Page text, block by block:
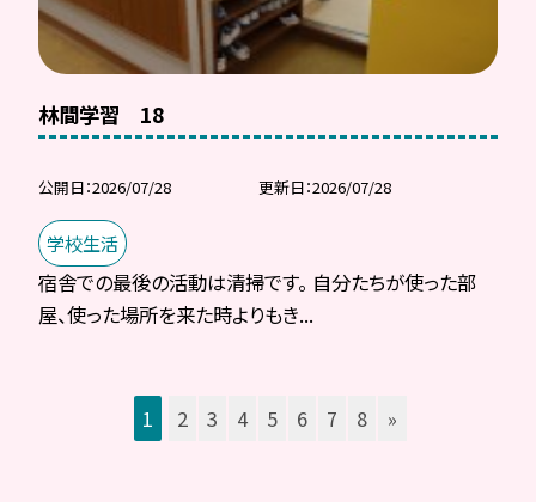
林間学習 18
公開日 2026/07/28 更新日 2026/07/28
学校生活
宿舎での最後の活動は清掃です。 自分たちが使った部
屋、使った場所を来た時よりもき...
1 2 3 4 5 6 7 8 »